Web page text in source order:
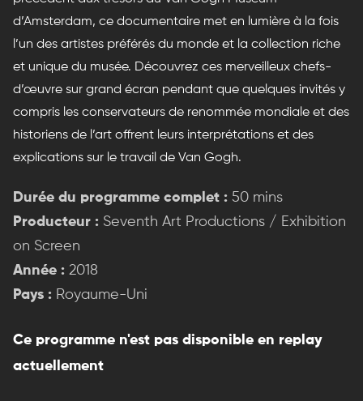
d’Amsterdam, ce documentaire met en lumière à la fois
l’un des artistes préférés du monde et la collection riche
et unique du musée. Découvrez ces merveilleux chefs-
d’œuvre sur grand écran pendant que quelques invités y
compris les conservateurs de renommée mondiale et des
historiens de l’art offrent leurs interprétations et des
explications sur le travail de Van Gogh.
Durée du programme complet : 50 mins
Producteur : Seventh Art Productions / Exhibition
on Screen
Année : 2018
Pays : Royaume-Uni
Ce programme n'est pas disponible en replay
actuellement